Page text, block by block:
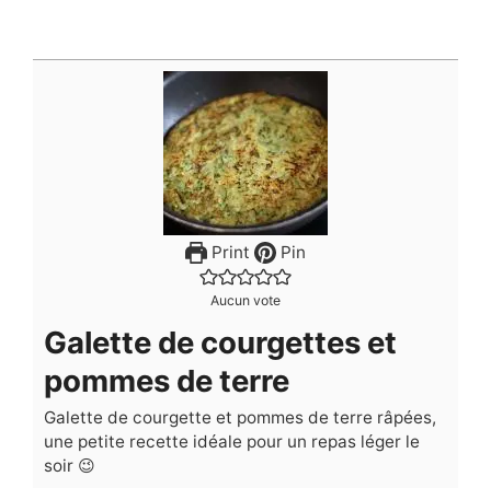
Print Pin
Aucun vote
Galette de courgettes et
pommes de terre
Galette de courgette et pommes de terre râpées,
une petite recette idéale pour un repas léger le
soir 😉